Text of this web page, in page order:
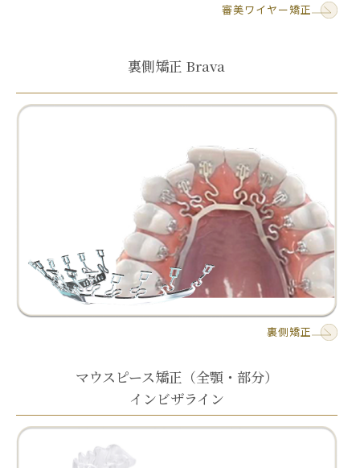
審美ワイヤー矯正
裏側矯正 Brava
裏側矯正
マウスピース矯正（全顎・部分）
インビザライン